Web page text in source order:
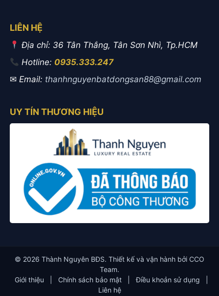
LIÊN HỆ
Địa chỉ: 36 Tân Thắng, Tân Sơn Nhì, Tp.HCM
Hotline: 0935.333.247
✉ Email: thanhnguyenbatdongsan88@gmail.com
UY TÍN THƯƠNG HIỆU
© 2026 Thành Nguyên BĐS. Thiết kế và vận hành bởi CCO
Team.
Giới thiệu
Chính sách bảo mật Điều khoản sử dụng
Liên hệ